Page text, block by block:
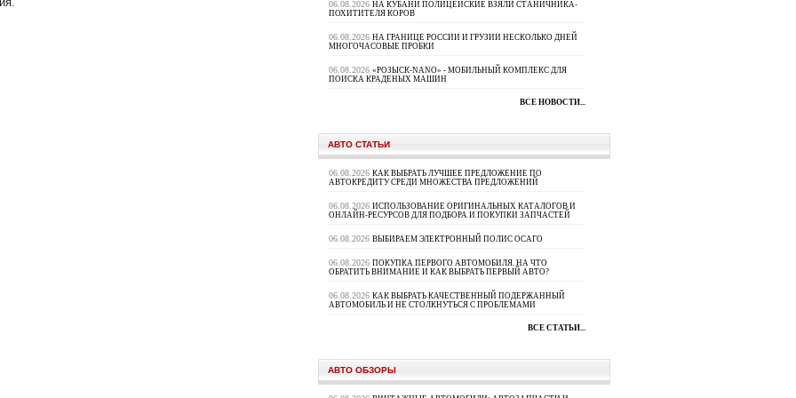
06.08.2026 НА КУБАНИ ПОЛИЦЕЙСКИЕ ВЗЯЛИ СТАНИЧНИКА-
ПОХИТИТЕЛЯ КОРОВ
06.08.2026 НА ГРАНИЦЕ РОССИИ И ГРУЗИИ НЕСКОЛЬКО ДНЕЙ
МНОГОЧАСОВЫЕ ПРОБКИ
06.08.2026 «РОЗЫСК-NANO» - МОБИЛЬНЫЙ КОМПЛЕКС ДЛЯ
ПОИСКА КРАДЕНЫХ МАШИН
ВСЕ НОВОСТИ...
АВТО СТАТЬИ
06.08.2026 КАК ВЫБРАТЬ ЛУЧШЕЕ ПРЕДЛОЖЕНИЕ ПО
АВТОКРЕДИТУ СРЕДИ МНОЖЕСТВА ПРЕДЛОЖЕНИЙ
06.08.2026 ИСПОЛЬЗОВАНИЕ ОРИГИНАЛЬНЫХ КАТАЛОГОВ И
ОНЛАЙН-РЕСУРСОВ ДЛЯ ПОДБОРА И ПОКУПКИ ЗАПЧАСТЕЙ
06.08.2026 ВЫБИРАЕМ ЭЛЕКТРОННЫЙ ПОЛИС ОСАГО
06.08.2026 ПОКУПКА ПЕРВОГО АВТОМОБИЛЯ. НА ЧТО
ОБРАТИТЬ ВНИМАНИЕ И КАК ВЫБРАТЬ ПЕРВЫЙ АВТО?
06.08.2026 КАК ВЫБРАТЬ КАЧЕСТВЕННЫЙ ПОДЕРЖАННЫЙ
АВТОМОБИЛЬ И НЕ СТОЛКНУТЬСЯ С ПРОБЛЕМАМИ
ВСЕ СТАТЬИ...
АВТО ОБЗОРЫ